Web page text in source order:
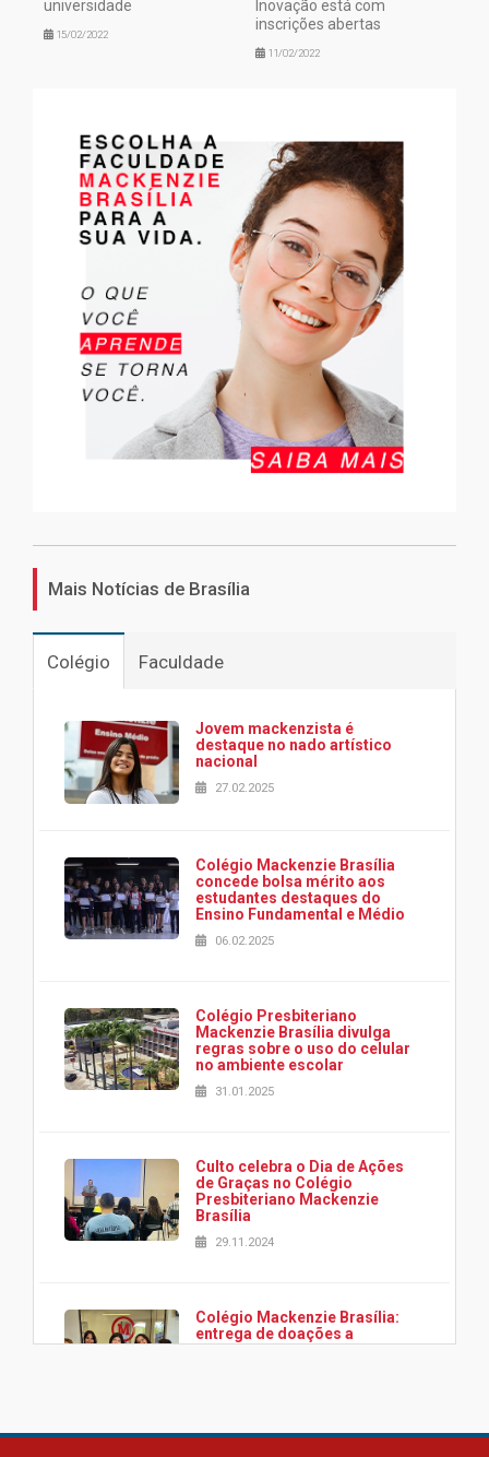
universidade
15/02/2022
Inovação está com
inscrições abertas
11/02/2022
Mais Notícias de Brasília
Colégio Faculdade
Jovem mackenzista é
destaque no nado artístico
nacional
27.02.2025
Colégio Mackenzie Brasília
concede bolsa mérito aos
estudantes destaques do
Ensino Fundamental e Médio
06.02.2025
Colégio Presbiteriano
Mackenzie Brasília divulga
regras sobre o uso do celular
no ambiente escolar
31.01.2025
Culto celebra o Dia de Ações
de Graças no Colégio
Presbiteriano Mackenzie
Brasília
29.11.2024
Colégio Mackenzie Brasília:
entrega de doações a
associação Viver da Cidade